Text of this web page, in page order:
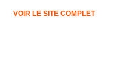
VOIR LE SITE COMPLET